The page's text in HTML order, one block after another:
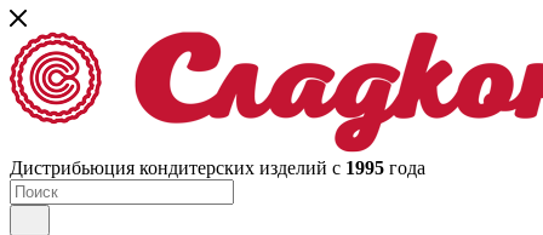
Дистрибьюция кондитерских изделий с 1995 года